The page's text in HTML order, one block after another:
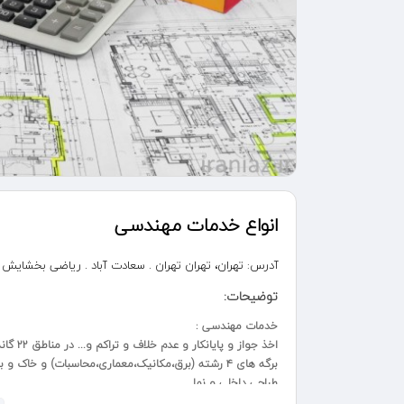
انواع خدمات مهندسی
آدرس: تهران، تهران تهران . سعادت آباد . ریاضی بخشایش . 13 غربی .
توضیحات:
خدمات مهندسی :
اخذ جواز و پایانکار و عدم خلاف و تراکم و... در مناطق ۲۲ گانه تهران
برگه های ۴ رشته (برق،مکانیک،معماری،محاسبات) و خاک و بتن
طراحی داخلی و نما